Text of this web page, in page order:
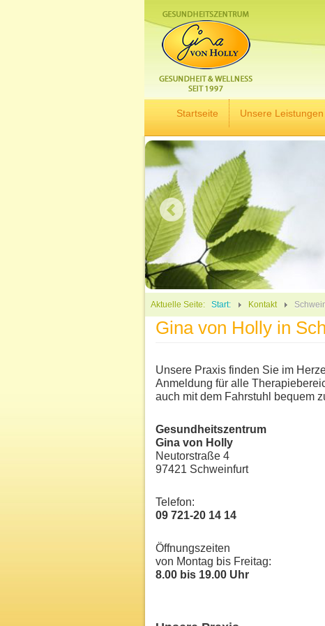
Startseite Unsere Leistungen
Aktuelle Seite: Start: Kontakt
Gina von Holly in
Unsere Praxis finden Sie im
Anmeldung für alle
auch mit dem Fahrstuhl bequem
Gesundheitszentrum
Gina von Holly
Neutorstraße 4
97421 Schweinfurt
Telefon:
09 721-20 14 14
Öffnungszeiten
von Montag bis Freitag:
8.00 bis 19.00 Uhr